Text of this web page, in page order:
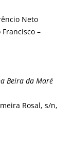
Neto
–
Beira da Maré
Rosal, s/n,